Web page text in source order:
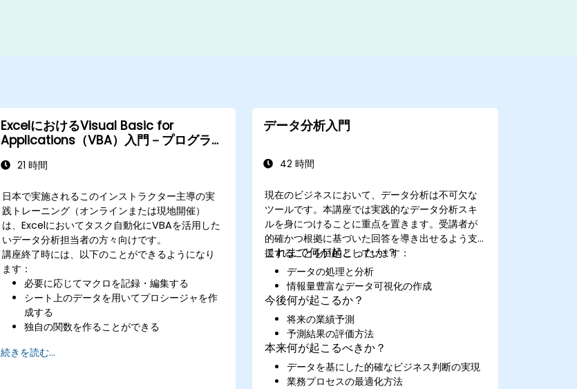
ExcelにおけるVisual Basic for
Applications（VBA）入門－プログラミ
21 時間
日本で実施されるこのインストラクター主導の実
践トレーニング（オンラインまたは現地開催）
は、Excelにおいてタスク自動化にVBAを活用した
いデータ分析担当者の方々向けです。
講座終了時には、以下のことができるようになり
ます：
必要に応じてマクロを記録・編集する
シート上のデータを用いてプロシージャを作
成する
独自の関数を作ることができる
ントに、ハンドラーで対応できる
続きを読む...
データ分析入門
42 時間
現在のビジネスにおいて、データ分析は不可欠な
ツールです。本講座では実践的なデータ分析スキ
ルを身につけることに重点を置きます。受講者が
的確かつ根拠に基づいた回答を導き出せるよう支
援することを目的としています：
これまで何が起こったか？
データの処理と分析
情報量豊富なデータ可視化の作成
今後何が起こるか？
将来の業績予測
予測結果の評価方法
本来何が起こるべきか？
データを基にした的確なビジネス判断の実現
業務プロセスの最適化方法